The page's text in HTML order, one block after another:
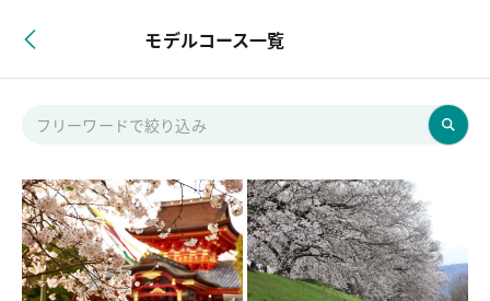
モデルコース一覧